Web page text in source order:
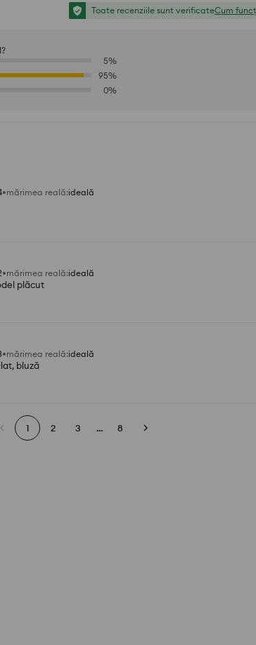
Toate recenziile sunt verificateCum
5%
95%
0%
mărimea reală:ideală
mărimea reală:ideală
plăcut
mărimea reală:ideală
bluză
1 2 3 ... 8